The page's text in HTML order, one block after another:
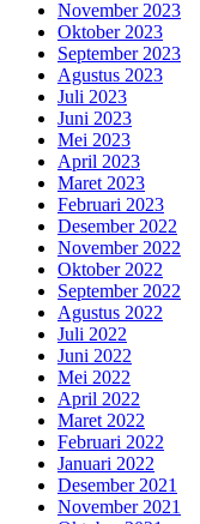
November 2023
Oktober 2023
September 2023
Agustus 2023
Juli 2023
Juni 2023
Mei 2023
April 2023
Maret 2023
Februari 2023
Desember 2022
November 2022
Oktober 2022
September 2022
Agustus 2022
Juli 2022
Juni 2022
Mei 2022
April 2022
Maret 2022
Februari 2022
Januari 2022
Desember 2021
November 2021